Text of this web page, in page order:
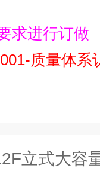
求进行订做
质量体系
立式大容